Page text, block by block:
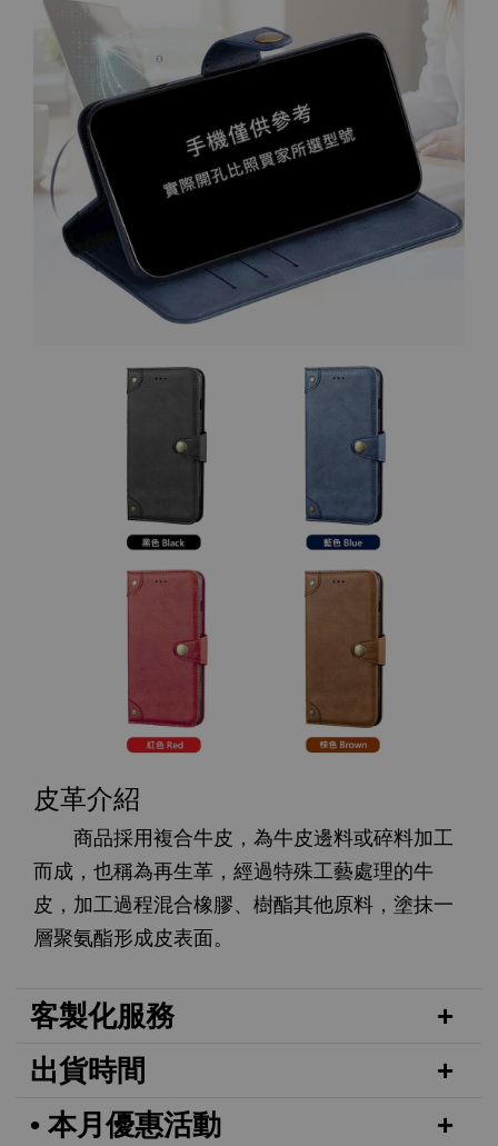
皮革介紹
商品採用複合牛皮，為牛皮邊料或碎料加工
而成，也稱為再生革，經過特殊工藝處理的牛
皮，加工過程混合橡膠、樹酯其他原料，塗抹一
層聚氨酯形成皮表面。
客製化服務
出貨時間
• 本月優惠活動